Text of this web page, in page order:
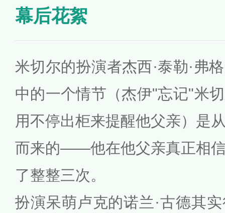
幕后花絮
米切尔的扮演者杰西·泰勒·弗
中的一个情节（杰伊"忘记"米
用不停出柜来提醒他父亲）是
而来的——他在他父亲真正相
了整整三次。
扮演呆萌卢克的诺兰·古德其